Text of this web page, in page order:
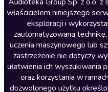
Nauka języków
Nauki humanistyczne
Podcasty i audycje
Polityka
Prasa
Religia
Audioteka Group Sp. z o.o.
właścicielem niniejszego
eksploracji i
zautomatyzowaną
uczenia maszynowego lub
zastrzeżenie nie dotyczy
ułatwienia ich wyszukiwania
oraz korzystania w
dozwolonego użytku